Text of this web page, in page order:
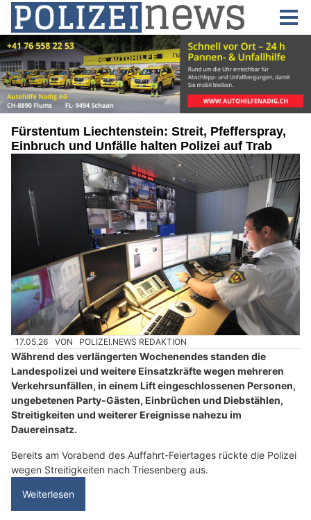
Fürstentum Liechtenstein: Streit, Pfefferspray,
Einbruch und Unfälle halten Polizei auf Trab
17.05.26 VON POLIZEI.NEWS REDAKTION
Während des verlängerten Wochenendes standen die
Landespolizei und weitere Einsatzkräfte wegen mehreren
Verkehrsunfällen, in einem Lift eingeschlossenen Personen,
ungebetenen Party-Gästen, Einbrüchen und Diebstählen,
Streitigkeiten und weiterer Ereignisse nahezu im
Dauereinsatz.
Bereits am Vorabend des Auffahrt-Feiertages rückte die Polizei
wegen Streitigkeiten nach Triesenberg aus.
Weiterlesen